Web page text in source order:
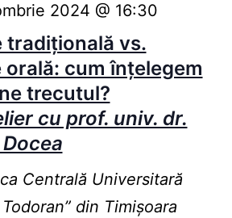
tradițională vs.
orală: cum înțelegem
trecutul?
cu prof. univ. dr.
2024 @ 16:30
Centrală Universitară
din Timişoara